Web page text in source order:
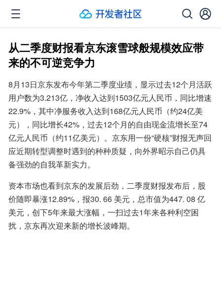
从二季度财报看京东滚雪球般规模效应带
来的不可逆竞争力
8月13日京东发布今年第二季度业绩，显示过去12个月活跃
用户数为3.213亿，净收入达到1503亿元人民币，同比增速
22.9%，其中净服务收入达到168亿元人民币（约24亿美
元），同比增长42%，过去12个月的自由现金流增长至74
亿元人民币（约11亿美元）。京东用一份“硬核”财报无声回
应近期转型调整时遇到的种种质疑，向外界昭示自己仍具
备强劲的自我革新实力。
资本市场也看到京东的发展后劲，二季度财报发布后，股
价随即暴涨12.89%，报30. 66 美元，总市值为447. 08 亿
美元，创下5年来最大涨幅，一扫过去1年来各种利空困
扰，京东再次迎来新的增长波峰期。